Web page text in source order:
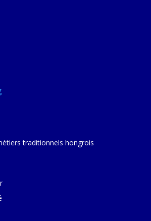
traditionnels hongrois